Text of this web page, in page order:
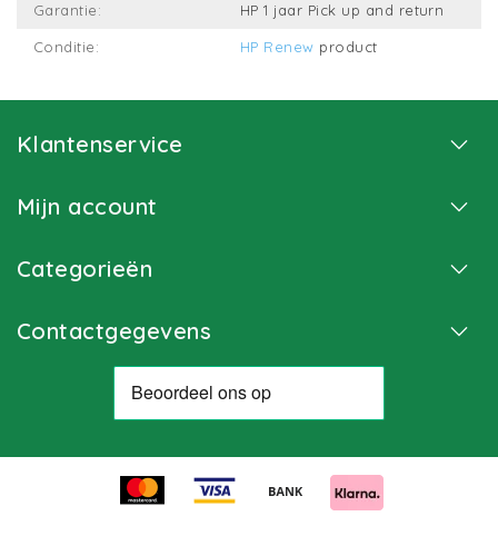
Garantie: HP 1 jaar Pick up and return
Conditie: HP Renew product
Klantenservice
Mijn account
Categorieën
Contactgegevens